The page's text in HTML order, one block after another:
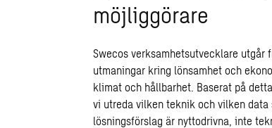
möjliggörare
Swecos verksamhetsutvecklare utgår
utmaningar kring lönsamhet och
klimat och hållbarhet. Baserat på
vi utreda vilken teknik och vilken data
lösningsförslag är nyttodrivna, inte